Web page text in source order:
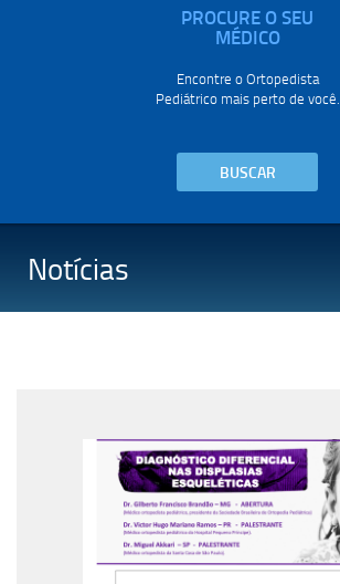
PROCURE O SEU
MÉDICO
Encontre o Ortopedista
Pediátrico mais perto de você.
BUSCAR
Notícias